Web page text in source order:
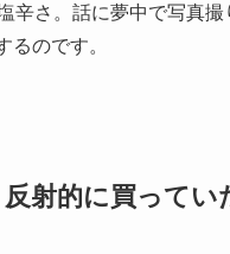
辛さ。話に夢中で写真
るのです。
射的に買ってい